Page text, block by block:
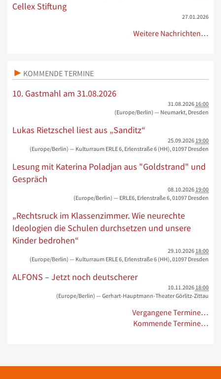
Cellex Stiftung
27.01.2026
Weitere Nachrichten…
KOMMENDE TERMINE
10. Gastmahl am 31.08.2026
31.08.2026 16:00
(Europe/Berlin) — Neumarkt, Dresden
Lukas Rietzschel liest aus „Sanditz“
25.09.2026 19:00
(Europe/Berlin) — Kulturraum ERLE 6, Erlenstraße 6 (HH), 01097 Dresden
Lesung mit Katerina Poladjan aus "Goldstrand" und
Gespräch
08.10.2026 19:00
(Europe/Berlin) — ERLE6, Erlenstraße 6, 01097 Dresden
„Rechtsruck im Klassenzimmer. Wie neurechte
Ideologien die Schulen durchsetzen und unsere
Kinder bedrohen“
29.10.2026 18:00
(Europe/Berlin) — Kulturraum ERLE 6, Erlenstraße 6 (HH), 01097 Dresden
ALFONS – Jetzt noch deutscherer
10.11.2026 18:00
(Europe/Berlin) — Gerhart-Hauptmann-Theater Görlitz-Zittau
Vergangene Termine…
Kommende Termine…